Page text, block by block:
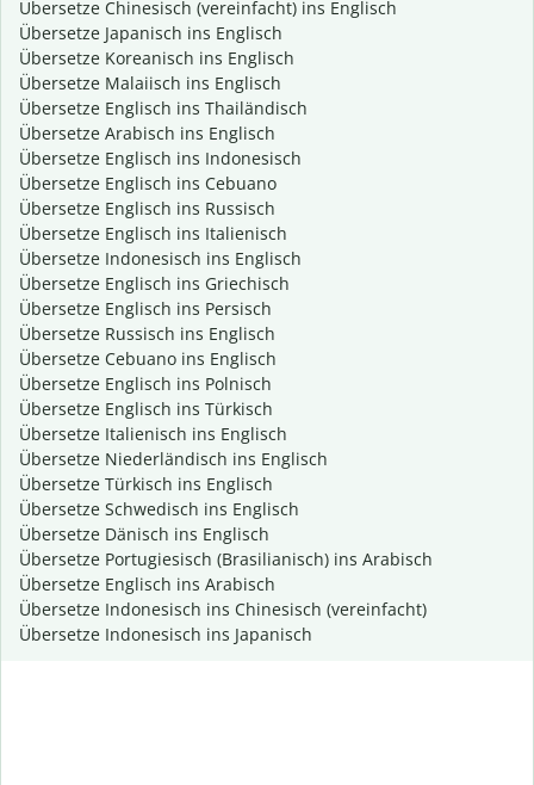
Übersetze Chinesisch (vereinfacht) ins Englisch
Übersetze Japanisch ins Englisch
Übersetze Koreanisch ins Englisch
Übersetze Malaiisch ins Englisch
Übersetze Englisch ins Thailändisch
Übersetze Arabisch ins Englisch
Übersetze Englisch ins Indonesisch
Übersetze Englisch ins Cebuano
Übersetze Englisch ins Russisch
Übersetze Englisch ins Italienisch
Übersetze Indonesisch ins Englisch
Übersetze Englisch ins Griechisch
Übersetze Englisch ins Persisch
Übersetze Russisch ins Englisch
Übersetze Cebuano ins Englisch
Übersetze Englisch ins Polnisch
Übersetze Englisch ins Türkisch
Übersetze Italienisch ins Englisch
Übersetze Niederländisch ins Englisch
Übersetze Türkisch ins Englisch
Übersetze Schwedisch ins Englisch
Übersetze Dänisch ins Englisch
Übersetze Portugiesisch (Brasilianisch) ins Arabisch
Übersetze Englisch ins Arabisch
Übersetze Indonesisch ins Chinesisch (vereinfacht)
Übersetze Indonesisch ins Japanisch